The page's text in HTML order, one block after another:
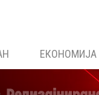
ЕКОНОМИЈА